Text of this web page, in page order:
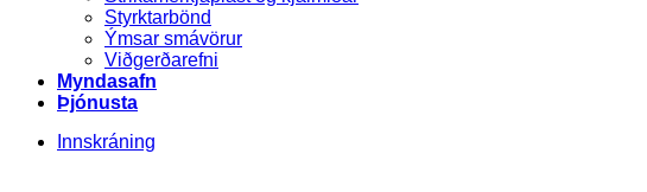
Styrktarbönd
Ýmsar smávörur
Viðgerðarefni
Myndasafn
Þjónusta
Innskráning